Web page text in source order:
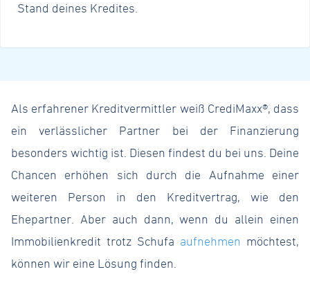
Stand deines Kredites.
Als erfahrener Kreditvermittler weiß CrediMaxx®, dass
ein verlässlicher Partner bei der Finanzierung
besonders wichtig ist. Diesen findest du bei uns. Deine
Chancen erhöhen sich durch die Aufnahme einer
weiteren Person in den Kreditvertrag, wie den
Ehepartner. Aber auch dann, wenn du allein einen
Immobilienkredit trotz Schufa aufnehmen möchtest,
können wir eine Lösung finden.